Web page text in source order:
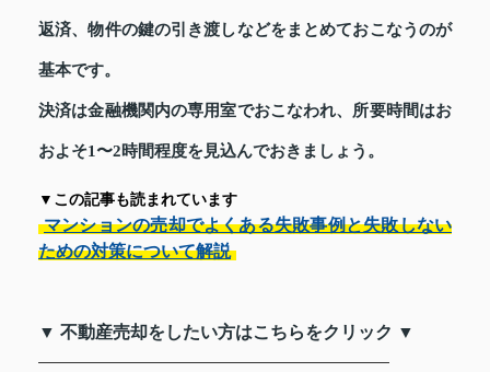
返済、物件の鍵の引き渡しなどをまとめておこなうのが
基本です。
決済は金融機関内の専用室でおこなわれ、所要時間はお
およそ1〜2時間程度を見込んでおきましょう。
▼この記事も読まれています
マンションの売却でよくある失敗事例と失敗しない
ための対策について解説
▼ 不動産売却をしたい方はこちらをクリック ▼